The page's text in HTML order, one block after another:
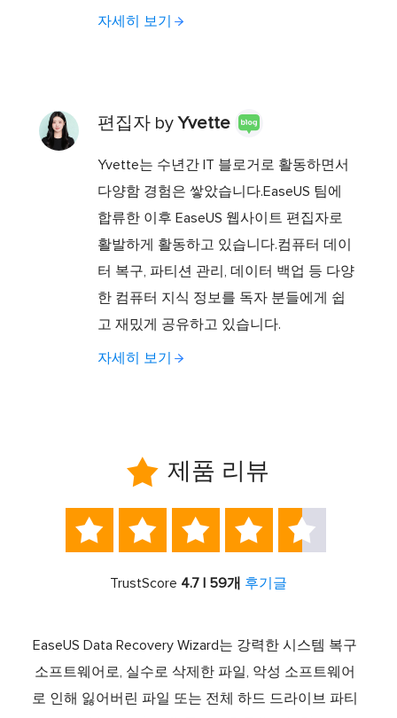
자세히 보기
편집자 byYvette
Yvette는 수년간 IT 블로거로 활동하면서
다양함 경험은 쌓았습니다.EaseUS 팀에
합류한 이후 EaseUS 웹사이트 편집자로
활발하게 활동하고 있습니다.컴퓨터 데이
터 복구, 파티션 관리, 데이터 백업 등 다양
한 컴퓨터 지식 정보를 독자 분들에게 쉽
고 재밌게 공유하고 있습니다.
자세히 보기
 제품 리뷰
    
TrustScore 4.7 | 59개 후기글
EaseUS Data Recovery Wizard는 강력한 시스템 복구
소프트웨어로, 실수로 삭제한 파일, 악성 소프트웨어
로 인해 잃어버린 파일 또는 전체 하드 드라이브 파티